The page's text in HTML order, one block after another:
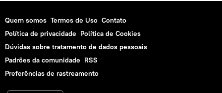
Quem somos Termos de Uso Contato
Política de privacidade Política de Cookies
Dúvidas sobre tratamento de dados pessoais
Padrões da comunidade RSS
Preferências de rastreamento